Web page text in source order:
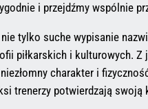
i przejdźmy wspólnie
tylko suche wypisanie
piłkarskich i kulturowych.
charakter i
trenerzy potwierdzają swoją